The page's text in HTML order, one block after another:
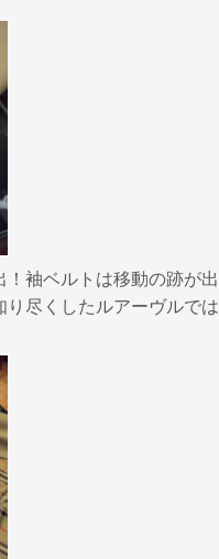
袖ベルトは移動の跡が
尽くしたルアーヴルで